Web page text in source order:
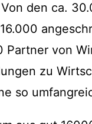
den ca.
Partner von
zu
so